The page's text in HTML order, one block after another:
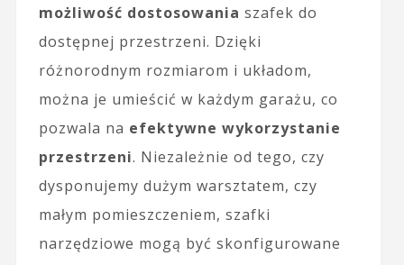
możliwość dostosowania szafek do
dostępnej przestrzeni. Dzięki
różnorodnym rozmiarom i układom,
można je umieścić w każdym garażu, co
pozwala na efektywne wykorzystanie
przestrzeni. Niezależnie od tego, czy
dysponujemy dużym warsztatem, czy
małym pomieszczeniem, szafki
narzędziowe mogą być skonfigurowane